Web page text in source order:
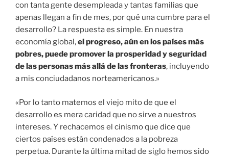
con tanta gente desempleada y tantas familias que
apenas llegan a fin de mes, por qué una cumbre para el
desarrollo? La respuesta es simple. En nuestra
economía global,el progreso, aún en los países más
pobres, puede promover la prosperidad y seguridad
de las personas más allá de las fronteras, incluyendo
a mis conciudadanos norteamericanos.»
«Por lo tanto matemos el viejo mito de que el
desarrollo es mera caridad que no sirve a nuestros
intereses. Y rechacemos el cinismo que dice que
ciertos países están condenados a la pobreza
perpetua. Durante la última mitad de siglo hemos sido